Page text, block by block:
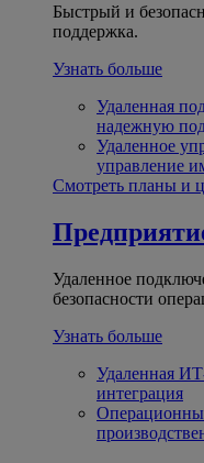
Быстрый и
поддержка.
Узнать больше
Удаленная
надежную
Удаленное
управление
Смотреть планы и
Удаленное
безопасности
Узнать больше
Удаленная
интеграция